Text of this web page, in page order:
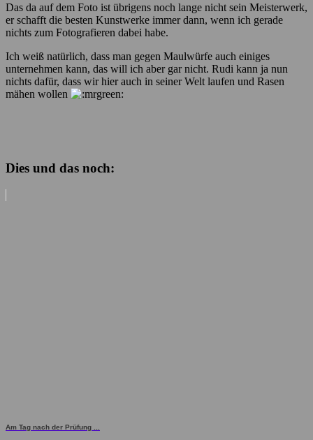
Das da auf dem Foto ist übrigens noch lange nicht sein Meisterwerk,
er schafft die besten Kunstwerke immer dann, wenn ich gerade
nichts zum Fotografieren dabei habe.
Ich weiß natürlich, dass man gegen Maulwürfe auch einiges
unternehmen kann, das will ich aber gar nicht. Rudi kann ja nun
nichts dafür, dass wir hier auch in seiner Welt laufen und Rasen
mähen wollen
Dies und das noch:
Am Tag nach der Prüfung ...